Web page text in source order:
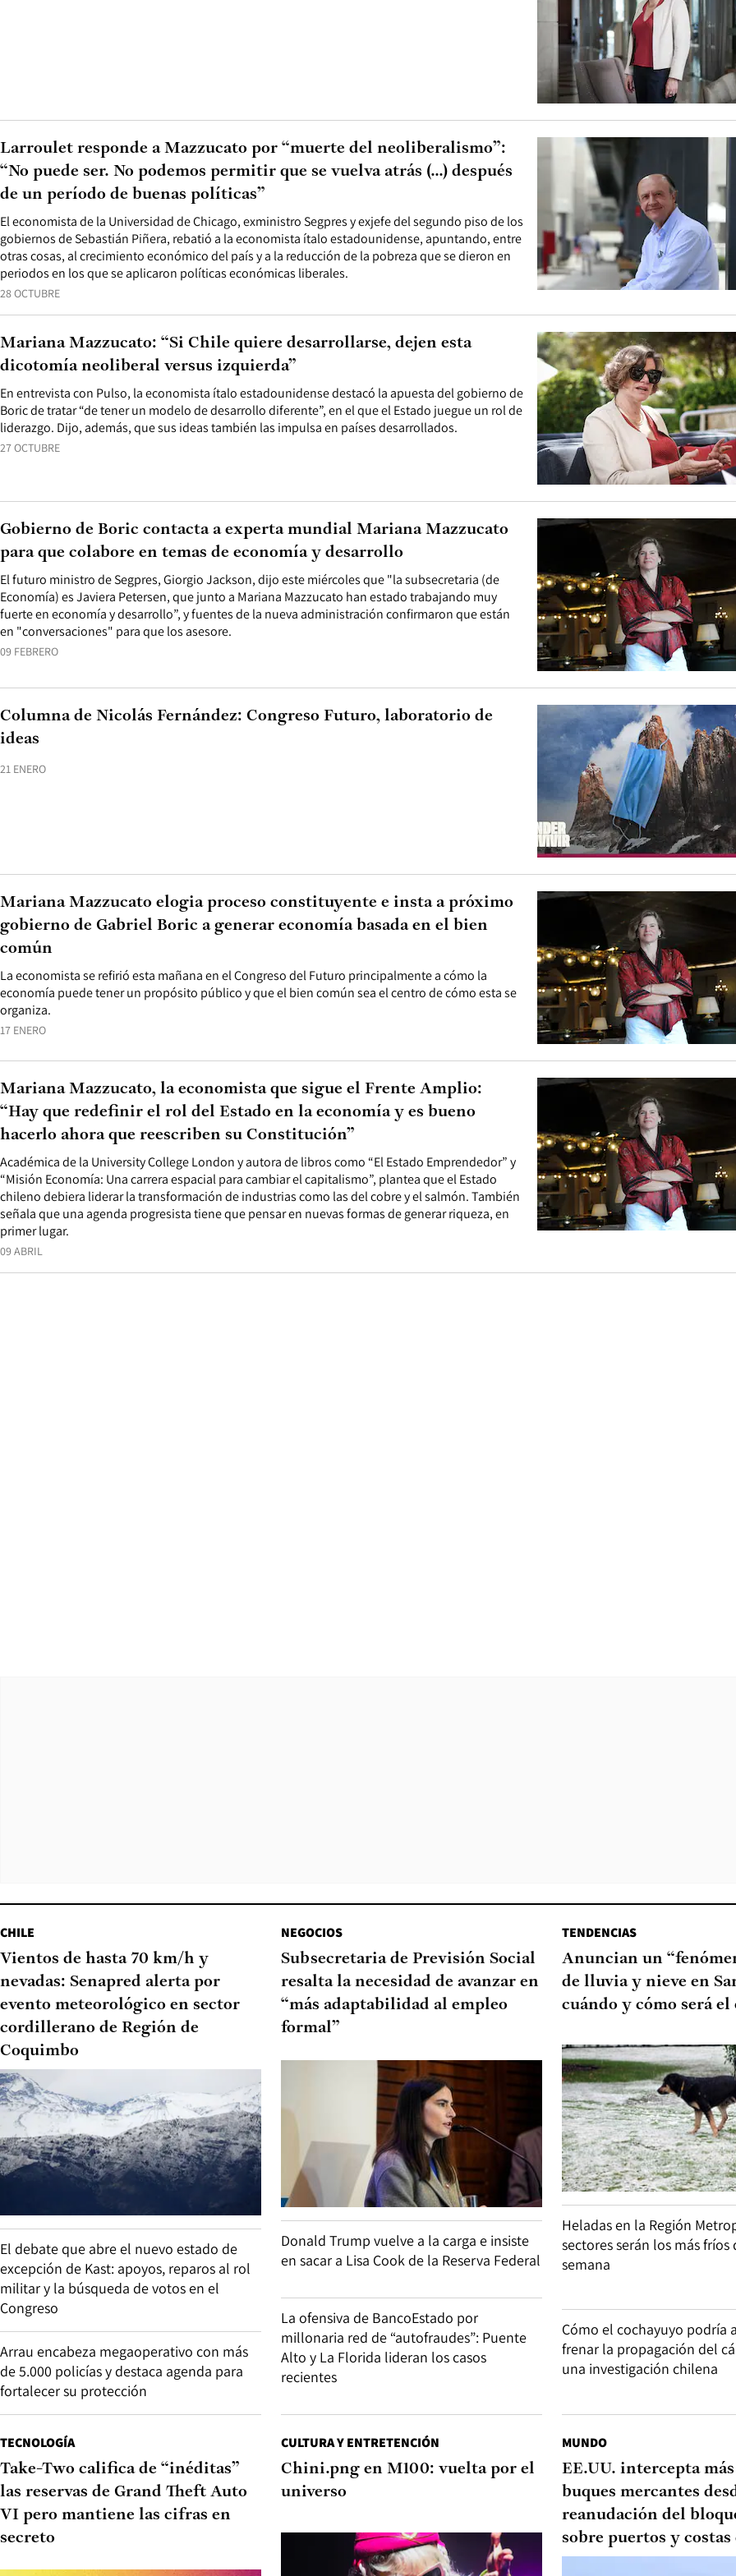
28 OCTUBRE
El economista de la Universidad de Chicago, exministro Segpres y exjefe del segundo piso de los
gobiernos de Sebastián Piñera, rebatió a la economista ítalo estadounidense, apuntando, entre
otras cosas, al crecimiento económico del país y a la reducción de la pobreza que se dieron en
periodos en los que se aplicaron políticas económicas liberales.
Larroulet responde a Mazzucato por “muerte del neoliberalismo”:
“No puede ser. No podemos permitir que se vuelva atrás (...) después
de un período de buenas políticas”
27 OCTUBRE
En entrevista con Pulso, la economista ítalo estadounidense destacó la apuesta del gobierno de
Boric de tratar “de tener un modelo de desarrollo diferente”, en el que el Estado juegue un rol de
liderazgo. Dijo, además, que sus ideas también las impulsa en países desarrollados.
Mariana Mazzucato: “Si Chile quiere desarrollarse, dejen esta
dicotomía neoliberal versus izquierda”
09 FEBRERO
El futuro ministro de Segpres, Giorgio Jackson, dijo este miércoles que "la subsecretaria (de
Economía) es Javiera Petersen, que junto a Mariana Mazzucato han estado trabajando muy
fuerte en economía y desarrollo”, y fuentes de la nueva administración confirmaron que están
en "conversaciones" para que los asesore.
Gobierno de Boric contacta a experta mundial Mariana Mazzucato
para que colabore en temas de economía y desarrollo
21 ENERO
Columna de Nicolás Fernández: Congreso Futuro, laboratorio de
ideas
17 ENERO
La economista se refirió esta mañana en el Congreso del Futuro principalmente a cómo la
economía puede tener un propósito público y que el bien común sea el centro de cómo esta se
organiza.
Mariana Mazzucato elogia proceso constituyente e insta a próximo
gobierno de Gabriel Boric a generar economía basada en el bien
común
09 ABRIL
Académica de la University College London y autora de libros como “El Estado Emprendedor” y
“Misión Economía: Una carrera espacial para cambiar el capitalismo”, plantea que el Estado
chileno debiera liderar la transformación de industrias como las del cobre y el salmón. También
señala que una agenda progresista tiene que pensar en nuevas formas de generar riqueza, en
primer lugar.
Mariana Mazzucato, la economista que sigue el Frente Amplio:
“Hay que redefinir el rol del Estado en la economía y es bueno
hacerlo ahora que reescriben su Constitución”
CHILE
Vientos de hasta 70 km/h y
nevadas: Senapred alerta por
evento meteorológico en sector
cordillerano de Región de
Coquimbo
El debate que abre el nuevo estado de
excepción de Kast: apoyos, reparos al rol
militar y la búsqueda de votos en el
Congreso
Arrau encabeza megaoperativo con más
de 5.000 policías y destaca agenda para
fortalecer su protección
NEGOCIOS
Subsecretaria de Previsión Social
resalta la necesidad de avanzar en
“más adaptabilidad al empleo
formal”
Donald Trump vuelve a la carga e insiste
en sacar a Lisa Cook de la Reserva Federal
La ofensiva de BancoEstado por
millonaria red de “autofraudes”: Puente
Alto y La Florida lideran los casos
recientes
TENDENCIAS
Anuncian un
de lluvia y nieve en
cuándo y cómo será el
Heladas en la Región
sectores serán los más fríos
semana
Cómo el cochayuyo podría
frenar la propagación del
una investigación chilena
TECNOLOGÍA
Take-Two califica de “inéditas”
las reservas de Grand Theft Auto
VI pero mantiene las cifras en
secreto
CULTURA Y ENTRETENCIÓN
Chini.png en M100: vuelta por el
universo
MUNDO
EE.UU. intercepta más
buques mercantes
reanudación del
sobre puertos y